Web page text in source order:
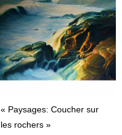
« Paysages: Coucher sur
les rochers »